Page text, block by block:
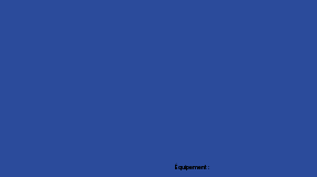
Équipement :